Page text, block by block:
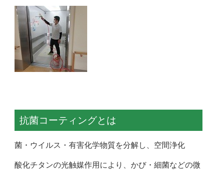
抗菌コーティングとは
菌・ウイルス・有害化学物質を分解し、空間浄化
酸化チタンの光触媒作用により、かび・細菌などの微